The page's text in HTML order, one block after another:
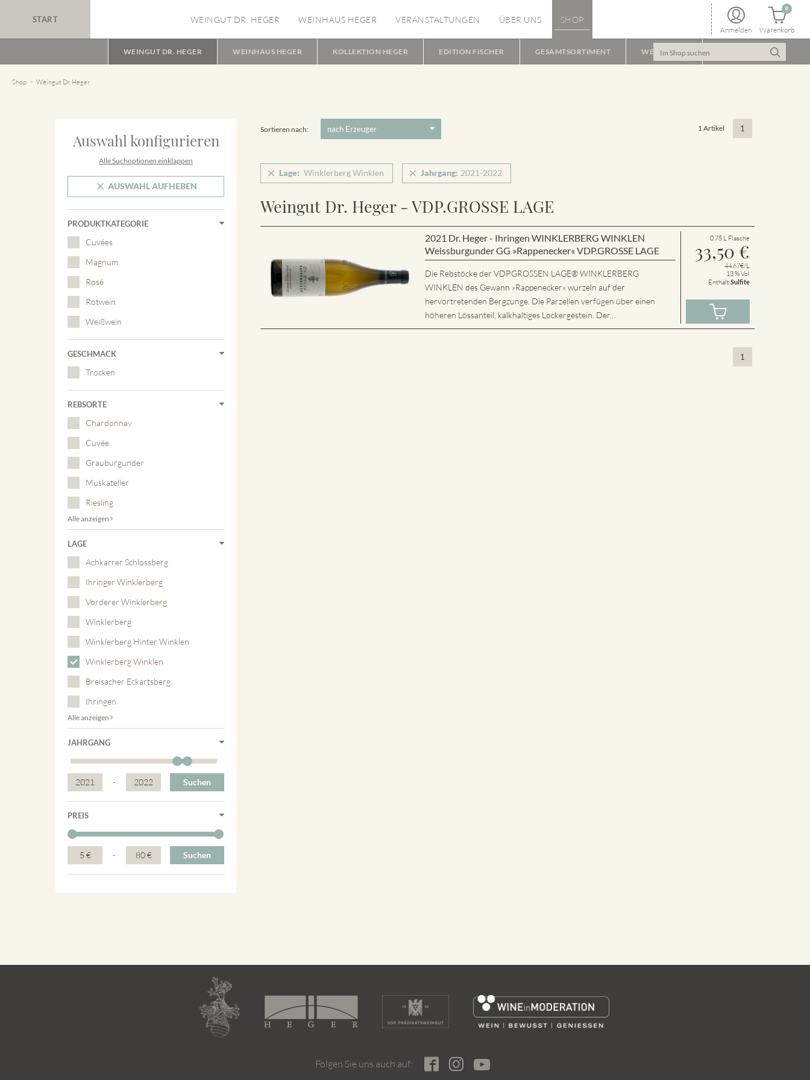
START WEINGUT DR. HEGER WEINHAUS HEGER VERANSTALTUNGEN ÜBER UNS SHOP
Anmelden Warenkorb
0
WEINGUT DR. HEGER WEINHAUS HEGER KOLLEKTION HEGER EDITION FISCHER GESAMTSORTIMENT WEINPAKET
Shop Weingut Dr. Heger
Auswahl konfigurieren
Alle Suchoptionen einklappen
AUSWAHL AUFHEBEN
PRODUKTKATEGORIE
Cuvées
Magnum
Rosé
Rotwein
Weißwein
GESCHMACK
Trocken
REBSORTE
Chardonnay
Cuvée
Grauburgunder
Muskateller
Riesling
Alle anzeigen
LAGE
Achkarrer Schlossberg
Ihringer Winklerberg
Vorderer Winklerberg
Winklerberg
Winklerberg Hinter Winklen
Winklerberg Winklen
Breisacher Eckartsberg
Ihringen
Alle anzeigen
JAHRGANG
2021 - 2022 Suchen
PREIS
5 € - 80 € Suchen
Sortieren nach: 1 Artikel 1
Lage: Winklerberg Winklen Jahrgang: 2021-2022
Weingut Dr. Heger - VDP.GROSSE LAGE
2021 Dr. Heger - Ihringen WINKLERBERG WINKLEN
Weissburgunder GG »Rappenecker« VDP.GROSSE LAGE
Die Rebstöcke der VDP.GROSSEN LAGE® WINKLERBERG
WINKLEN des Gewann »Rappenecker« wurzeln auf der
hervortretenden Bergzunge. Die Parzellen verfügen über einen
höheren Lössanteil, kalkhaltiges Lockergestein. Der...
0.75 L Flasche
33,50 €
44.67€/L
13 % Vol
EnthältSulfite
1
Folgen Sie uns auch auf: